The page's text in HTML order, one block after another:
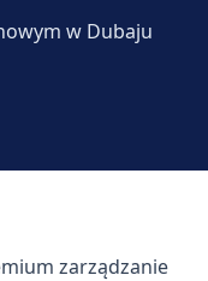
w Dubaju
zarządzanie